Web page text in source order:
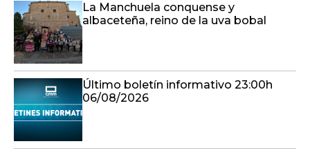
La Manchuela conquense y
albaceteña, reino de la uva bobal
Último boletín informativo 23:00h
06/08/2026